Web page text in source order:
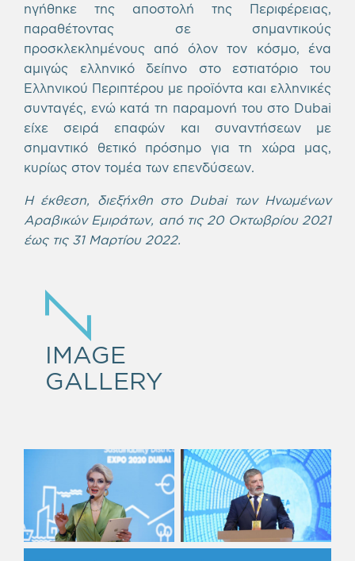
ηγήθηκε της αποστολή της Περιφέρειας,
παραθέτοντας σε σημαντικούς
προσκλεκλημένους από όλον τον κόσμο, ένα
αμιγώς ελληνικό δείπνο στο εστιατόριο του
Ελληνικού Περιπτέρου με προϊόντα και ελληνικές
συνταγές, ενώ κατά τη παραμονή του στο Dubai
είχε σειρά επαφών και συναντήσεων με
σημαντικό θετικό πρόσημο για τη χώρα μας,
κυρίως στον τομέα των επενδύσεων.
Η έκθεση, διεξήχθη στο Dubai των Ηνωμένων
Αραβικών Εμιράτων, από τις 20 Οκτωβρίου 2021
έως τις 31 Μαρτίου 2022.
IMAGE
GALLERY